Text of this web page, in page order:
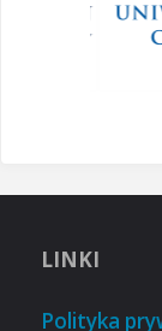
LINKI
Polityka